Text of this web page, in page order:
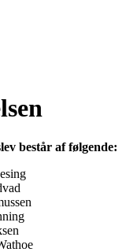
består af følgende: